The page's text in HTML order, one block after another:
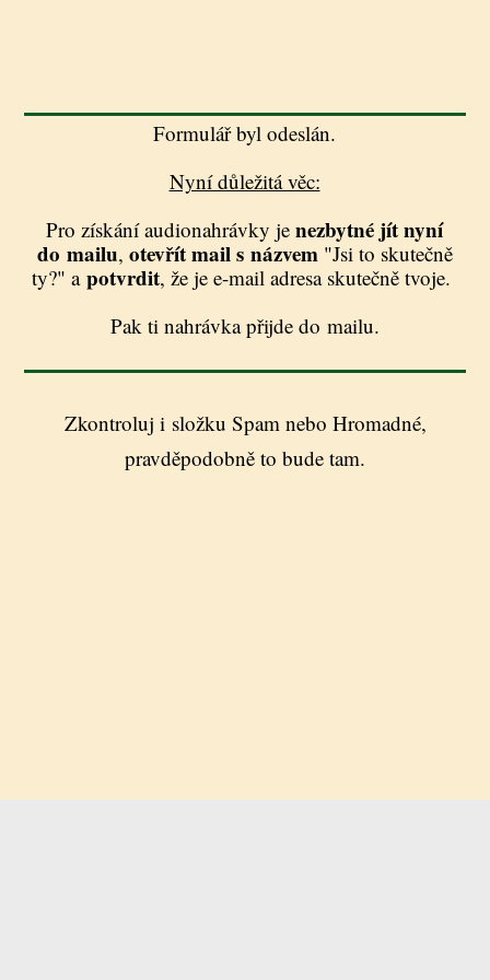
Formulář byl odeslán.
Nyní důležitá věc:
Pro získání audionahrávky jenezbytné jít nyní
do mailu, otevřít mail s názvem"Jsi to skutečně
ty?" apotvrdit, že je e-mail adresa skutečně tvoje.
Pak ti nahrávka přijde do mailu.
Zkontroluj i složku Spam nebo Hromadné,
pravděpodobně to bude tam.